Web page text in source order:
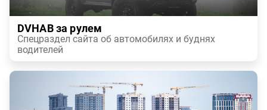
DVHAB за рулем
Спецраздел сайта об автомобилях и буднях
водителей